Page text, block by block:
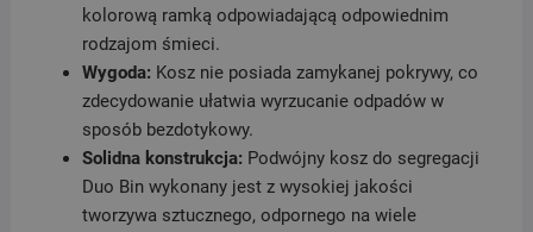
kolorową ramką odpowiadającą odpowiednim
rodzajom śmieci.
Wygoda: Kosz nie posiada zamykanej pokrywy, co
zdecydowanie ułatwia wyrzucanie odpadów w
sposób bezdotykowy.
Solidna konstrukcja: Podwójny kosz do segregacji
Duo Bin wykonany jest z wysokiej jakości
tworzywa sztucznego, odpornego na wiele